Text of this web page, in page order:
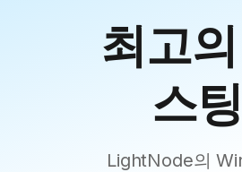
최고
스
LightNode의